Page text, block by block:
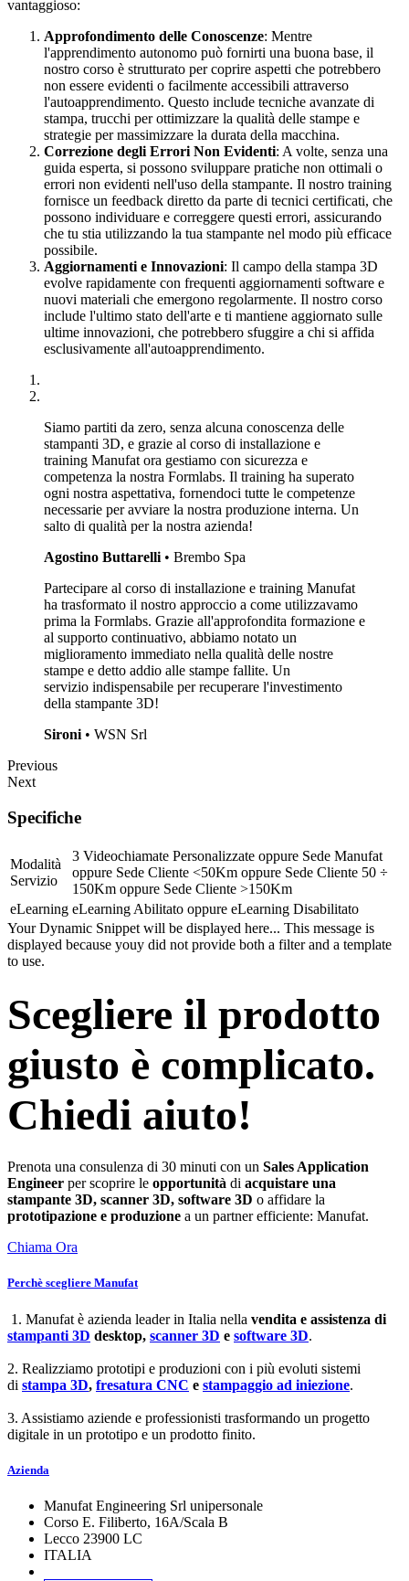
vantaggioso:
Approfondimento delle Conoscenze: Mentre
l'apprendimento autonomo può fornirti una buona base, il
nostro corso è strutturato per coprire aspetti che potrebbero
non essere evidenti o facilmente accessibili attraverso
l'autoapprendimento. Questo include tecniche avanzate di
stampa, trucchi per ottimizzare la qualità delle stampe e
strategie per massimizzare la durata della macchina.
Correzione degli Errori Non Evidenti: A volte, senza una
guida esperta, si possono sviluppare pratiche non ottimali o
errori non evidenti nell'uso della stampante. Il nostro training
fornisce un feedback diretto da parte di tecnici certificati, che
possono individuare e correggere questi errori, assicurando
che tu stia utilizzando la tua stampante nel modo più efficace
possibile.
Aggiornamenti e Innovazioni: Il campo della stampa 3D
evolve rapidamente con frequenti aggiornamenti software e
nuovi materiali che emergono regolarmente. Il nostro corso
include l'ultimo stato dell'arte e ti mantiene aggiornato sulle
ultime innovazioni, che potrebbero sfuggire a chi si affida
esclusivamente all'autoapprendimento.
Siamo partiti da zero, senza alcuna conoscenza delle
stampanti 3D, e grazie al corso di installazione e
training Manufat ora gestiamo con sicurezza e
competenza la nostra Formlabs. Il training ha superato
ogni nostra aspettativa, fornendoci tutte le competenze
necessarie per avviare la nostra produzione interna. Un
salto di qualità per la nostra azienda!
Agostino Buttarelli • Brembo Spa
Partecipare al corso di installazione e training Manufat
ha trasformato il nostro approccio a come utilizzavamo
prima la Formlabs. Grazie all'approfondita formazione e
al supporto continuativo, abbiamo notato un
miglioramento immediato nella qualità delle nostre
stampe e detto addio alle stampe fallite. Un
servizio indispensabile per recuperare l'investimento
della stampante 3D!
Sironi • WSN Srl
Previous
Next
Specifiche
Modalità
Servizio
3 Videochiamate Personalizzate oppure Sede Manufat
oppure Sede Cliente <50Km oppure Sede Cliente 50 ÷
150Km oppure Sede Cliente >150Km
eLearning eLearning Abilitato oppure eLearning Disabilitato
Your Dynamic Snippet will be displayed here... This message is
displayed because youy did not provide both a filter and a template
to use.
Scegliere il prodotto
giusto è complicato.
Chiedi aiuto!
Prenota una consulenza di 30 minuti con un Sales Application
Engineer per scoprire le opportunità di acquistare una
stampante 3D, scanner 3D, software 3D o affidare la
prototipazione e produzione a un partner efficiente: Manufat.
Chiama Ora
Perchè scegliere Manufat
1. Manufat è azienda leader in Italia nella vendita e assistenza di
stampanti 3D desktop, scanner 3D e software 3D.
2. Realizziamo prototipi e produzioni con i più evoluti sistemi
di stampa 3D, fresatura CNC e stampaggio ad iniezione.
3. Assistiamo aziende e professionisti trasformando un progetto
digitale in un prototipo e un prodotto finito.
Azienda
Manufat Engineering Srl unipersonale
Corso E. Filiberto, 16A/Scala B
Lecco 23900 LC
ITALIA